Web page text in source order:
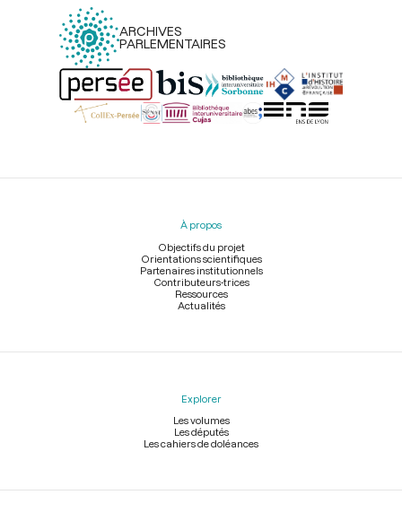
ARCHIVES
PARLEMENTAIRES
Menu
À propos
Objectifs du projet
Orientations scientifiques
Partenaires institutionnels
Contributeurs-trices
Ressources
Actualités
Explorer
Les volumes
Les députés
Les cahiers de doléances